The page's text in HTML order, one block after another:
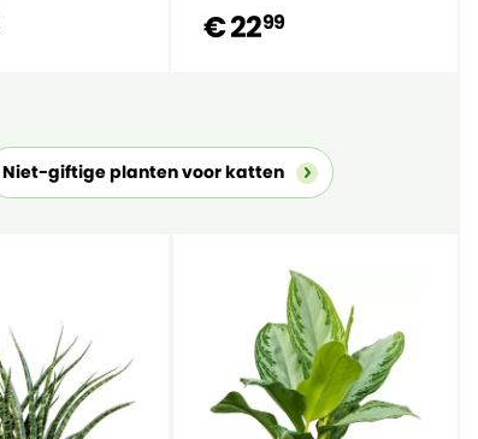
€ 2299
Niet-giftige planten voor katten